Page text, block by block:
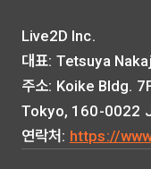
Live2D Inc.
대표: Tetsuya
주소: Koike Bldg.
Tokyo, 160-0022
연락처: https://